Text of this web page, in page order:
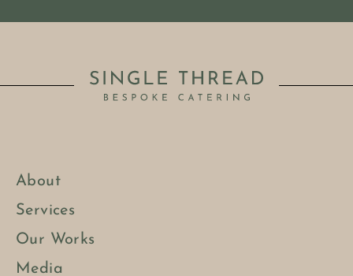
About
Services
Our Works
Media